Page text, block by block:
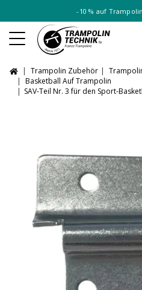
-10 % auf
Trampolin Zubehör
Basketball Auf Trampolin
SAV-Teil Nr. 3 für den Sport-